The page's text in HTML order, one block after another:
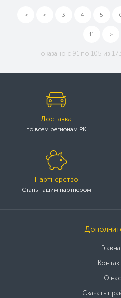
|< < 3 4 5
11 >
Показано с 91 по 105 из
Доставка
по всем регионам РК
Партнерство
Стань нашим партнёром
О нас
Скачать